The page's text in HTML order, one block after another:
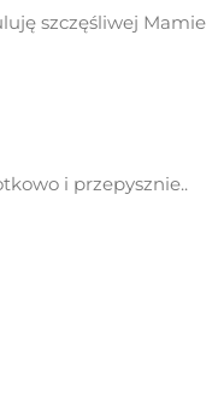
szczęśliwej Mamie
i przepysznie..